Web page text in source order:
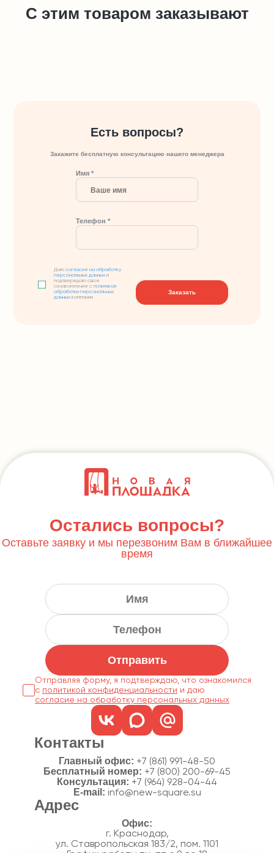
С этим товаром заказывают
Есть вопросы?
Закажите бесплатную консультацию нашего менеджера
Имя *
Телефон *
Даюсогласие на обработку
персональных данных и
подтверждаю свое
ознакомление сполитикой
обработки персональных
данных компании
Заказать
Остались вопросы?
Оставьте заявку и мы перезвоним Вам в ближайшее
время
Отправить
Отправляя форму, я подтверждаю, что ознакомился
с политикой конфиденциальности
согласие на обработку персональных данных
Контакты
Главный офис: +7 (861) 991-48-50
Бесплатный номер: +7 (800) 200-69-45
Консультация: +7 (964) 928-04-44
E-mail: info@new-square.su
Адрес
г. Краснодар,
ул. Ставропольская 183/2, пом. 1101